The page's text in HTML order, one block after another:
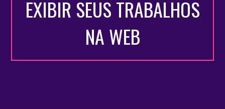
EXIBIR SEUS TRABALHOS
NA WEB